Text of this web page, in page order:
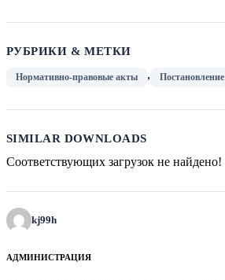
РУБРИКИ & МЕТКИ
Нормативно-правовые акты , Постановление
SIMILAR DOWNLOADS
Соответствующих загрузок не найдено!
kj99h
АДМИНИСТРАЦИЯ